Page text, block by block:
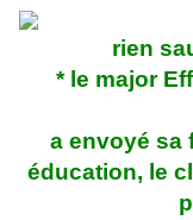
rien
* le major
a envoyé sa
éducation, le